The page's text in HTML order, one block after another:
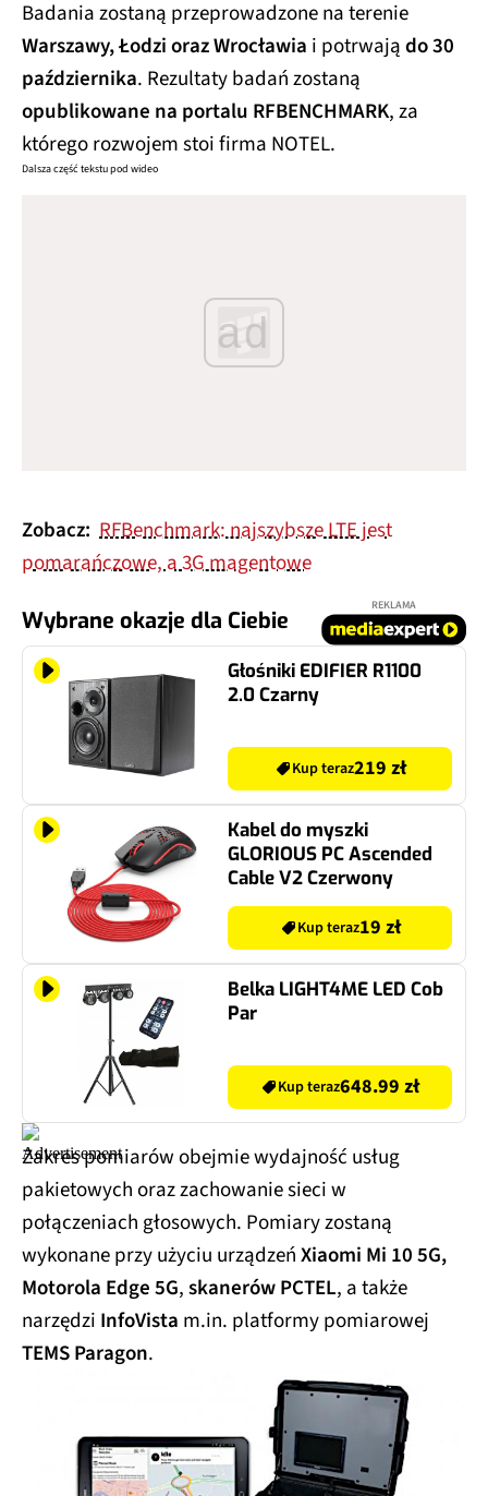
Badania zostaną przeprowadzone na terenie
Warszawy, Łodzi oraz Wrocławia i potrwajądo 30
października. Rezultaty badań zostaną
opublikowane na portalu RFBENCHMARK, za
którego rozwojem stoi firma NOTEL.
Dalsza część tekstu pod wideo
ad
Zobacz: RFBenchmark: najszybsze LTE jest
pomarańczowe, a 3G magentowe
Wybrane okazje dla Ciebie
REKLAMA
Głośniki EDIFIER R1100
2.0 Czarny
Kup teraz219 zł
Kabel do myszki
GLORIOUS PC Ascended
Cable V2 Czerwony
Kup teraz19 zł
Belka LIGHT4ME LED Cob
Par
Kup teraz648.99 zł
Zakres pomiarów obejmie wydajność usług
pakietowych oraz zachowanie sieci w
połączeniach głosowych. Pomiary zostaną
wykonane przy użyciu urządzeńXiaomi Mi 10 5G,
Motorola Edge 5G,skanerów PCTEL, a także
narzędzi InfoVista m.in. platformy pomiarowej
TEMS Paragon.